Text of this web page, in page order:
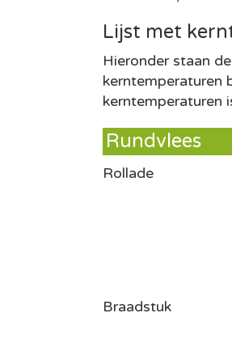
Lijst met
Hieronder staan
kerntemperaturen
kerntemperaturen
Rundvlees
Rollade
Braadstuk